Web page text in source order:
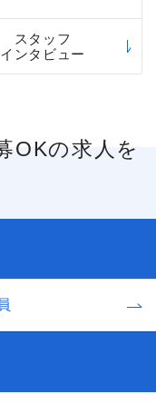
スタッフ
インタビュー